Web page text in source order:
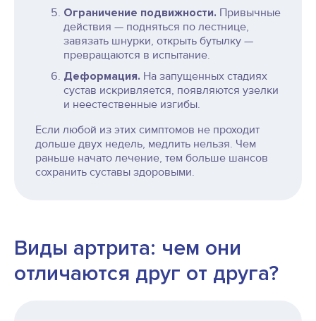
Ограничение подвижности. Привычные
действия — подняться по лестнице,
завязать шнурки, открыть бутылку —
превращаются в испытание.
Деформация. На запущенных стадиях
сустав искривляется, появляются узелки
и неестественные изгибы.
Если любой из этих симптомов не проходит
дольше двух недель, медлить нельзя. Чем
раньше начато лечение, тем больше шансов
сохранить суставы здоровыми.
Виды артрита: чем они
отличаются друг от друга?